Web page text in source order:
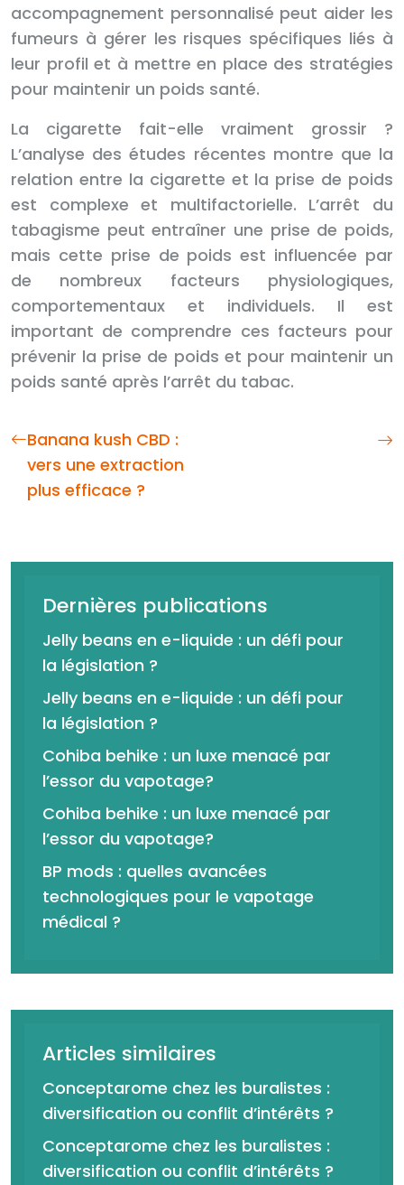
accompagnement personnalisé peut aider les
fumeurs à gérer les risques spécifiques liés à
leur profil et à mettre en place des stratégies
pour maintenir un poids santé.
La cigarette fait-elle vraiment grossir ?
L’analyse des études récentes montre que la
relation entre la cigarette et la prise de poids
est complexe et multifactorielle. L’arrêt du
tabagisme peut entraîner une prise de poids,
mais cette prise de poids est influencée par
de nombreux facteurs physiologiques,
comportementaux et individuels. Il est
important de comprendre ces facteurs pour
prévenir la prise de poids et pour maintenir un
poids santé après l’arrêt du tabac.
Banana kush CBD :
vers une extraction
plus efficace ?
Dernières publications
Jelly beans en e-liquide : un défi pour
la législation ?
Jelly beans en e-liquide : un défi pour
la législation ?
Cohiba behike : un luxe menacé par
l’essor du vapotage?
Cohiba behike : un luxe menacé par
l’essor du vapotage?
BP mods : quelles avancées
technologiques pour le vapotage
médical ?
Articles similaires
Conceptarome chez les buralistes :
diversification ou conflit d’intérêts ?
Conceptarome chez les buralistes :
diversification ou conflit d’intérêts ?